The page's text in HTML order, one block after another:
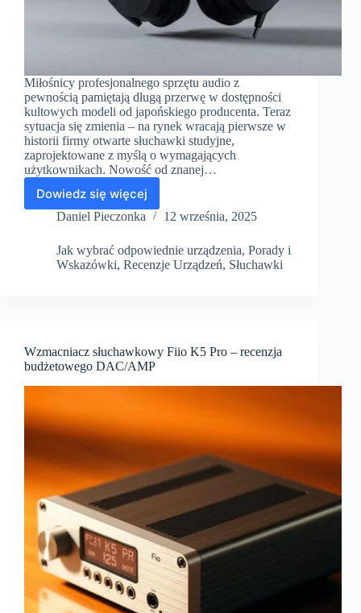
Miłośnicy profesjonalnego sprzętu audio z
pewnością pamiętają długą przerwę w dostępności
kultowych modeli od japońskiego producenta. Teraz
sytuacja się zmienia – na rynek wracają pierwsze w
historii firmy otwarte słuchawki studyjne,
zaprojektowane z myślą o wymagających
użytkownikach. Nowość od znanej…
Dowiedz się więcej
Audio-
Technica
R70x
–
Daniel Pieczonka 12 września, 2025
Jak wybrać odpowiednie urządzenia, Porady i
Wskazówki, Recenzje Urządzeń, Słuchawki
Wzmacniacz słuchawkowy Fiio K5 Pro – recenzja
budżetowego DAC/AMP